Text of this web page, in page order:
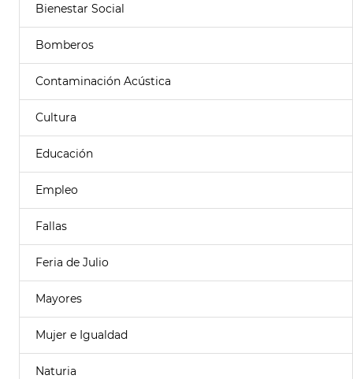
Bienestar Social
Bomberos
Contaminación Acústica
Cultura
Educación
Empleo
Fallas
Feria de Julio
Mayores
Mujer e Igualdad
Naturia